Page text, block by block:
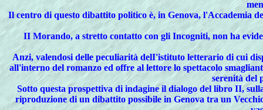
Il centro di questo dibattito politico è, in Genova, l'Accademia
II Morando, a stretto contatto con gli Incogniti, non ha
Anzi, valendosi delle peculiarità delI'istituto letterario di cui
all'interno del romanzo ed offre al lettore lo spettacolo
serenità del
Sotto questa prospettiva di indagine il dialogo del libro II,
riproduzione di un dibattito possibile in Genova tra un